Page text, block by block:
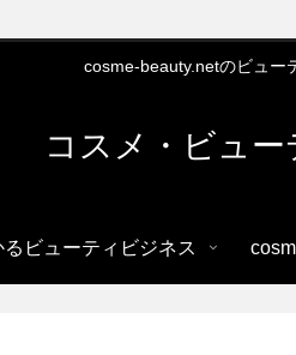
cosme-beauty.netのビュー
コスメ・ビュ
ビューティビジネス